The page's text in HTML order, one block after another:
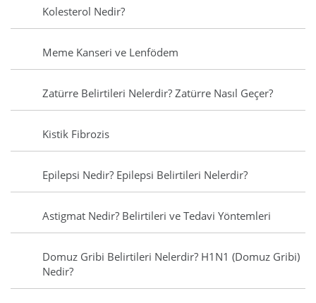
Kolesterol Nedir?
Meme Kanseri ve Lenfödem
Zatürre Belirtileri Nelerdir? Zatürre Nasıl Geçer?
Kistik Fibrozis
Epilepsi Nedir? Epilepsi Belirtileri Nelerdir?
Astigmat Nedir? Belirtileri ve Tedavi Yöntemleri
Domuz Gribi Belirtileri Nelerdir? H1N1 (Domuz Gribi)
Nedir?